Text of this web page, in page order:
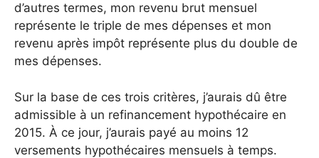
d’autres termes, mon revenu brut mensuel
représente le triple de mes dépenses et mon
revenu après impôt représente plus du double de
mes dépenses.
Sur la base de ces trois critères, j’aurais dû être
admissible à un refinancement hypothécaire en
2015. À ce jour, j’aurais payé au moins 12
versements hypothécaires mensuels à temps.